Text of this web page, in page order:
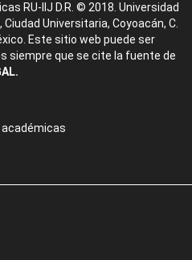
RU-IIJ D.R. © 2018. Universidad
Universitaria, Coyoacán, C.
Este sitio web puede ser
siempre que se cite la fuente de